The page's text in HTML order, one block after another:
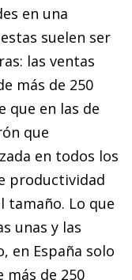
en una
suelen ser
las ventas
más de 250
que en las de
que
en todos los
productividad
tamaño. Lo que
unas y las
en España solo
más de 250